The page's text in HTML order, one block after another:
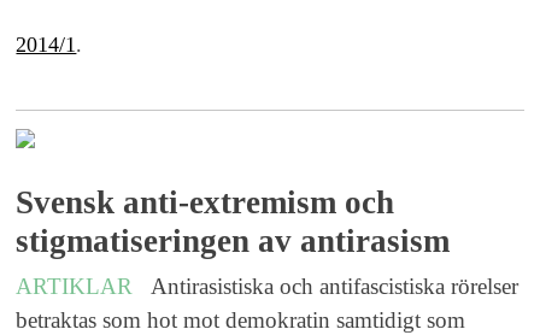
2014/1.
Svensk anti-extremism och
stigmatiseringen av antirasism
ARTIKLAR
Antirasistiska och antifascistiska rörelser
betraktas som hot mot demokratin samtidigt som